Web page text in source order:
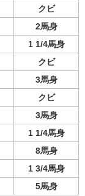
クビ
2馬身
1 1/4馬身
クビ
3馬身
クビ
3馬身
1 1/4馬身
8馬身
1 3/4馬身
5馬身